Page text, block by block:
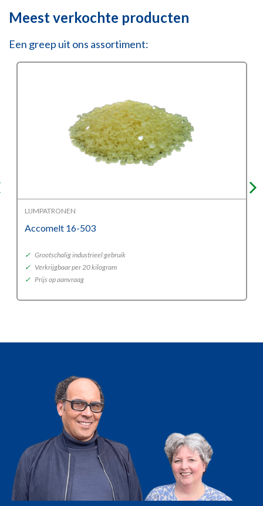
Meest verkochte producten
Een greep uit ons assortiment:
LIJMPATRONEN
Accomelt 16-503
✓ Grootschalig industrieel gebruik
✓ Verkrijgbaar per 20 kilogram
✓ Prijs op aanvraag